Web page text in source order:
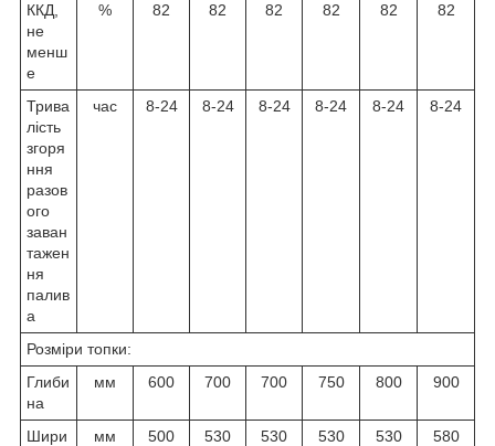
ККД,
не
менш
е
% 82 82 82 82 82 82
Трива
лість
згоря
ння
разов
ого
заван
тажен
ня
палив
а
час 8-24 8-24 8-24 8-24 8-24 8-24
Розміри топки:
Глиби
на
мм 600 700 700 750 800 900
Шири
мм 500 530 530 530 530 580